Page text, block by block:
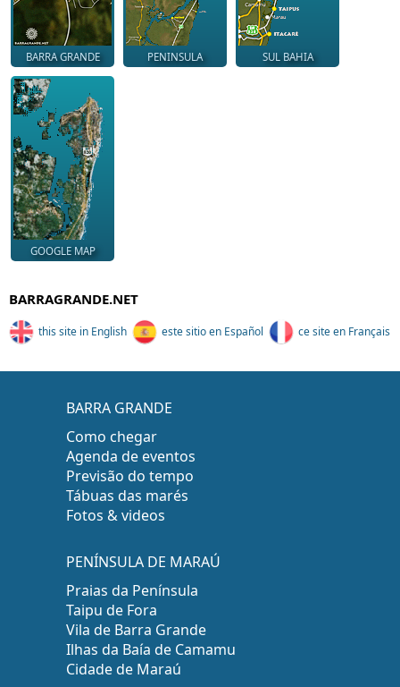
BARRA GRANDE PENINSULA SUL BAHIA
GOOGLE MAP
BARRAGRANDE.NET
this site in English este sitio en Español ce site en Français
BARRA GRANDE
Como chegar
Agenda de eventos
Previsão do tempo
Tábuas das marés
Fotos & videos
PENÍNSULA DE MARAÚ
Praias da Península
Taipu de Fora
Vila de Barra Grande
Ilhas da Baía de Camamu
Cidade de Maraú